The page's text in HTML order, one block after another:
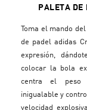
PALETA DE
Toma el mando
de padel adidas
expresión,
colocar la bola
centra el peso
inigualable y
velocidad